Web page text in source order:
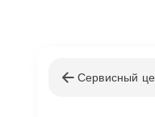
Сервисный